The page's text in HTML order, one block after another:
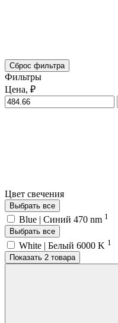
Сброс фильтра
Фильтры
Цена, ₽
Цвет свечения
Выбрать все
Blue | Синий 470 nm 1
Выбрать все
White | Белый 6000 K 1
Показать 2 товара